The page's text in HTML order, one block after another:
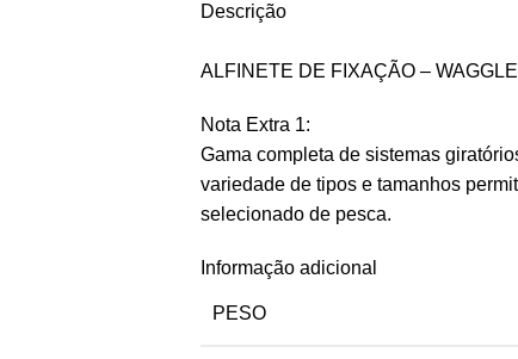
Descrição
ALFINETE DE FIXAÇÃO –
Nota Extra 1:
Gama completa de sistemas
variedade de tipos e tamanhos
selecionado de pesca.
Informação adicional
PESO